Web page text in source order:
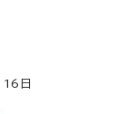
16 日